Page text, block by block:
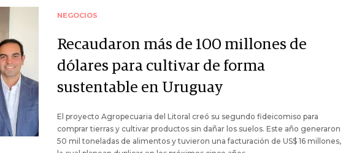
NEGOCIOS
Recaudaron más de 100 millones de
dólares para cultivar de forma
sustentable en Uruguay
El proyecto Agropecuaria del Litoral creó su segundo fideicomiso para
comprar tierras y cultivar productos sin dañar los suelos. Este año generaron
50 mil toneladas de alimentos y tuvieron una facturación de US$ 16 millones,